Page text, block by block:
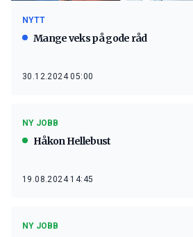
NYTT
Mange veks på gode råd
30.12.2024 05:00
NY JOBB
Håkon Hellebust
19.08.2024 14:45
NY JOBB